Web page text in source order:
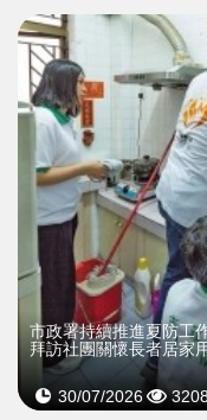
市政署持續推進夏防工
拜訪社團關懷長者居家
30/07/2026